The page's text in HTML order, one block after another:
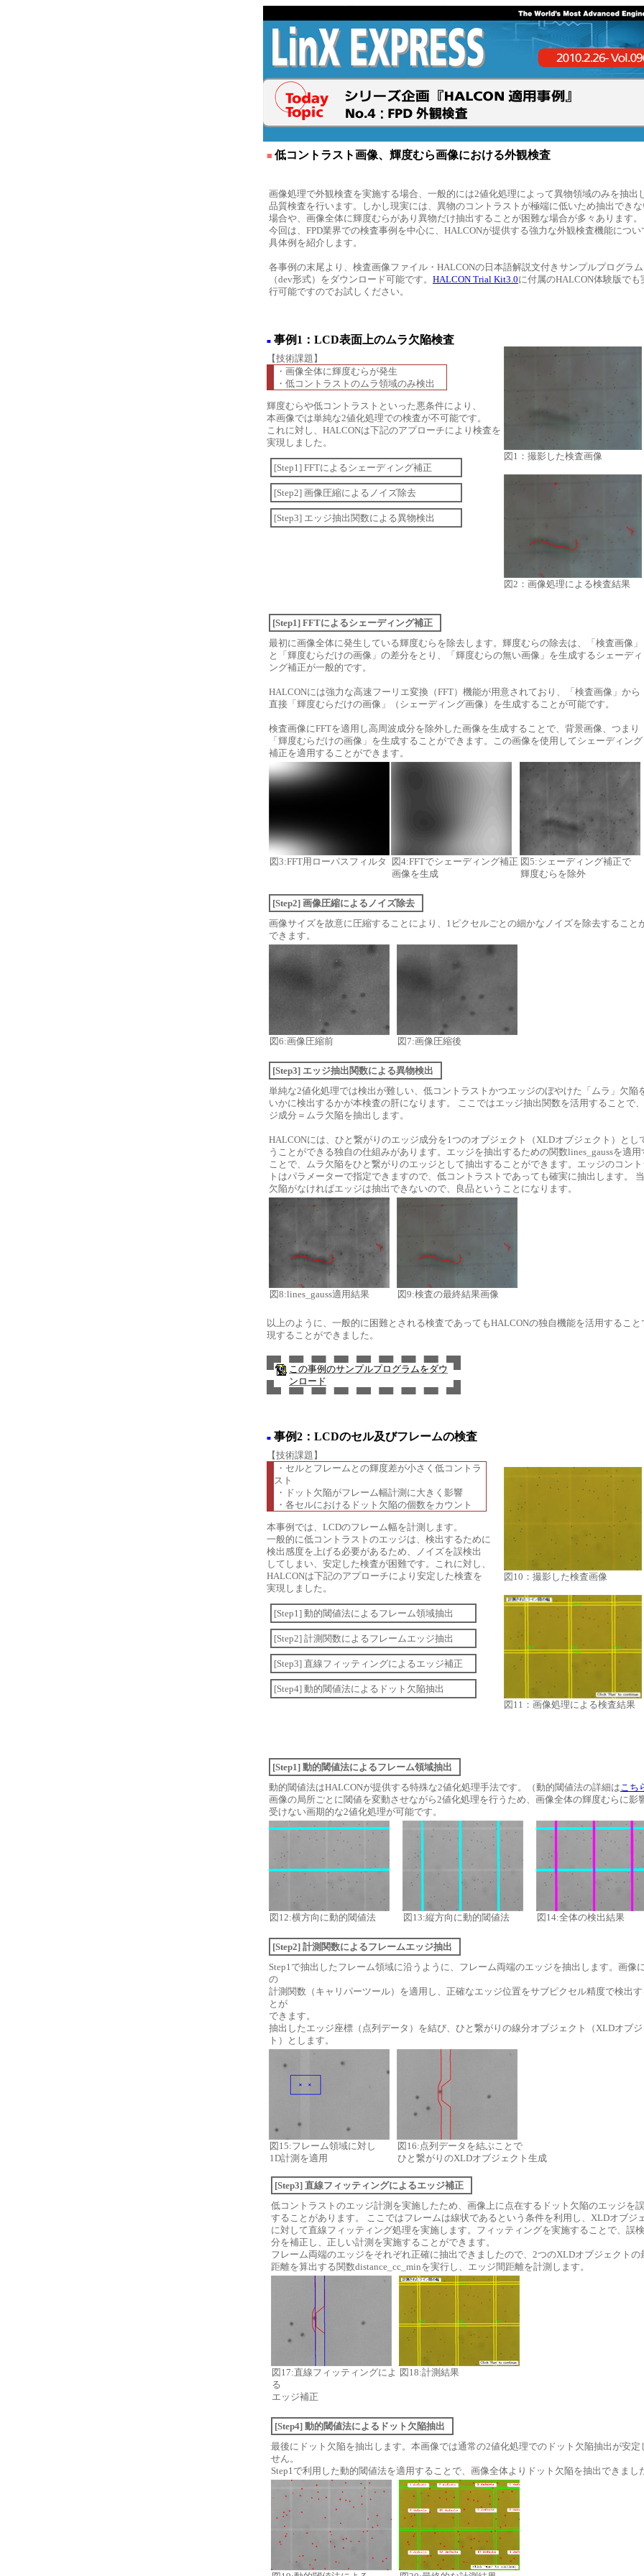
■ 低コントラスト画像、輝度むら画像における外観検査
画像処理で外観検査を実施する場合、一般的には2値化処理によって異物領域のみを抽出
品質検査を行います。しかし現実には、異物のコントラストが極端に低いため抽出でき
場合や、画像全体に輝度むらがあり異物だけ抽出することが困難な場合が多々あります。
今回は、FPD業界での検査事例を中心に、HALCONが提供する強力な外観検査機能につい
具体例を紹介します。
各事例の末尾より、検査画像ファイル・HALCONの日本語解説文付きサンプルプログラム
（dev形式）をダウンロード可能です。 HALCON Trial Kit3.0に付属のHALCON体験版でも
行可能ですのでお試しください。
■ 事例1：LCD表面上のムラ欠陥検査
【技術課題】
・画像全体に輝度むらが発生
・低コントラストのムラ領域のみ検出
輝度むらや低コントラストといった悪条件により、
本画像では単純な2値化処理での検査が不可能です。
これに対し、HALCONは下記のアプローチにより検査を
実現しました。
[Step1] FFTによるシェーディング補正
[Step2] 画像圧縮によるノイズ除去
[Step3] エッジ抽出関数による異物検出
図1：撮影した検査画像
図2：画像処理による検査結果
[Step1] FFTによるシェーディング補正
最初に画像全体に発生している輝度むらを除去します。輝度むらの除去は、「検査画像」
と「輝度むらだけの画像」の差分をとり、「輝度むらの無い画像」を生成するシェーディ
ング補正が一般的です。
HALCONには強力な高速フーリエ変換（FFT）機能が用意されており、「検査画像」から
直接「輝度むらだけの画像」（シェーディング画像）を生成することが可能です。
検査画像にFFTを適用し高周波成分を除外した画像を生成することで、背景画像、つまり
「輝度むらだけの画像」を生成することができます。この画像を使用してシェーディング
補正を適用することができます。
図3:FFT用ローパスフィルタ
図4:FFTでシェーディング補正
画像を生成
図5:シェーディング補正で
輝度むらを除外
[Step2] 画像圧縮によるノイズ除去
画像サイズを故意に圧縮することにより、1ピクセルごとの細かなノイズを除去すること
できます。
図6:画像圧縮前 図7:画像圧縮後
[Step3] エッジ抽出関数による異物検出
単純な2値化処理では検出が難しい、低コントラストかつエッジのぼやけた「ムラ」欠陥
いかに検出するかが本検査の肝になります。 ここではエッジ抽出関数を活用することで
ジ成分＝ムラ欠陥を抽出します。
HALCONには、ひと繋がりのエッジ成分を1つのオブジェクト（XLDオブジェクト）とし
うことができる独自の仕組みがあります。エッジを抽出するための関数lines_gaussを適用
ことで、ムラ欠陥をひと繋がりのエッジとして抽出することができます。エッジのコン
トはパラメーターで指定できますので、低コントラストであっても確実に抽出します。
欠陥がなければエッジは抽出できないので、良品ということになります。
図8:lines_gauss適用結果 図9:検査の最終結果画像
以上のように、一般的に困難とされる検査であってもHALCONの独自機能を活用すること
現することができました。
この事例のサンプルプログラムをダウ
ンロード
■ 事例2：LCDのセル及びフレームの検査
【技術課題】
・セルとフレームとの輝度差が小さく低コントラ
スト
・ドット欠陥がフレーム幅計測に大きく影響
・各セルにおけるドット欠陥の個数をカウント
本事例では、LCDのフレーム幅を計測します。
一般的に低コントラストのエッジは、検出するために
検出感度を上げる必要があるため、ノイズを誤検出
してしまい、安定した検査が困難です。これに対し、
HALCONは下記のアプローチにより安定した検査を
実現しました。
[Step1] 動的閾値法によるフレーム領域抽出
[Step2] 計測関数によるフレームエッジ抽出
[Step3] 直線フィッティングによるエッジ補正
[Step4] 動的閾値法によるドット欠陥抽出
図10：撮影した検査画像
図11：画像処理による検査結果
[Step1] 動的閾値法によるフレーム領域抽出
動的閾値法はHALCONが提供する特殊な2値化処理手法です。（動的閾値法の詳細はこち
画像の局所ごとに閾値を変動させながら2値化処理を行うため、画像全体の輝度むらに影
受けない画期的な2値化処理が可能です。
図12:横方向に動的閾値法 図13:縦方向に動的閾値法 図14:全体の検出結果
[Step2] 計測関数によるフレームエッジ抽出
Step1で抽出したフレーム領域に沿うように、フレーム両端のエッジを抽出します。画像
の
計測関数（キャリパーツール）を適用し、正確なエッジ位置をサブピクセル精度で検出
とが
できます。
抽出したエッジ座標（点列データ）を結び、ひと繋がりの線分オブジェクト（XLDオブ
ト）とします。
図15:フレーム領域に対し
1D計測を適用
図16:点列データを結ぶことで
ひと繋がりのXLDオブジェクト生成
[Step3] 直線フィッティングによるエッジ補正
低コントラストのエッジ計測を実施したため、画像上に点在するドット欠陥のエッジを
することがあります。 ここではフレームは線状であるという条件を利用し、XLDオブジ
に対して直線フィッティング処理を実施します。フィッティングを実施することで、誤
分を補正し、正しい計測を実施することができます。
フレーム両端のエッジをそれぞれ正確に抽出できましたので、2つのXLDオブジェクトの
距離を算出する関数distance_cc_minを実行し、エッジ間距離を計測します。
図17:直線フィッティングによ
る
エッジ補正
図18:計測結果
[Step4] 動的閾値法によるドット欠陥抽出
最後にドット欠陥を抽出します。本画像では通常の2値化処理でのドット欠陥抽出が安定
せん。
Step1で利用した動的閾値法を適用することで、画像全体よりドット欠陥を抽出できまし